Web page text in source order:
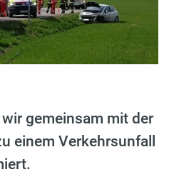
gemeinsam mit der
einem Verkehrsunfall